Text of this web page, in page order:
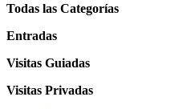
Todas las Categorías
Entradas
Visitas Guiadas
Visitas Privadas